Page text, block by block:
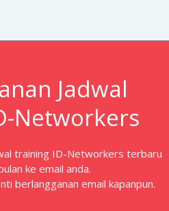
Jadwal
Networkers
training ID-Networkers terbaru
ke email anda.
berlangganan email kapanpun.